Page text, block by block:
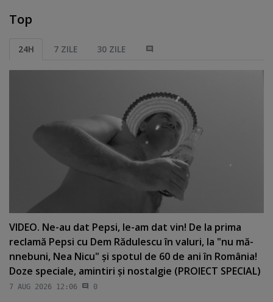
Top
24H 7 ZILE 30 ZILE
VIDEO. Ne-au dat Pepsi, le-am dat vin! De la prima
reclamă Pepsi cu Dem Rădulescu în valuri, la "nu mă-
nnebuni, Nea Nicu" şi spotul de 60 de ani în România!
Doze speciale, amintiri şi nostalgie (PROIECT SPECIAL)
7 AUG 2026 12:06 0